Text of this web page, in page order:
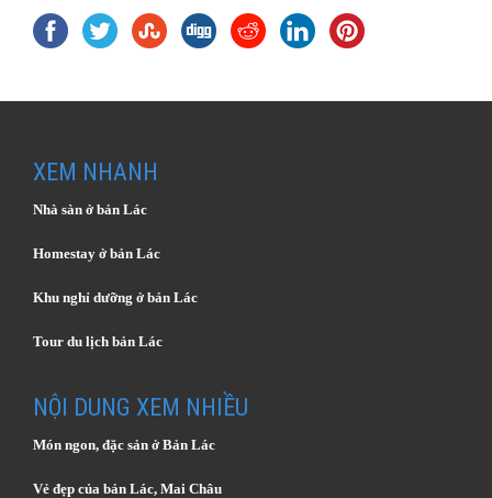
XEM NHANH
Nhà sàn ở bản Lác
Homestay ở bản Lác
Khu nghỉ dưỡng ở bản Lác
Tour du lịch bản Lác
NỘI DUNG XEM NHIỀU
Món ngon, đặc sản ở Bản Lác
Vẻ đẹp của bản Lác, Mai Châu